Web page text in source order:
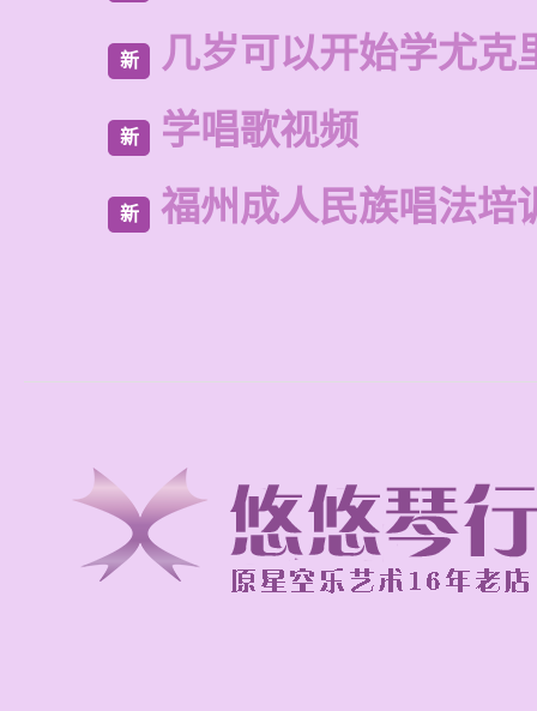
新 几岁可以开始学尤克
新 学唱歌视频
新 福州成人民族唱法培